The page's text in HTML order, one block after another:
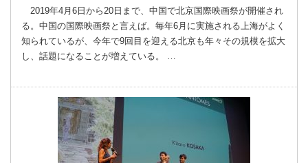
2019年4月6日から20日まで、中国で北京国際映画祭が開催され
る。中国の国際映画祭と言えば。毎年6月に実施される上海がよく
知られているが、今年で9回目を迎える北京も年々その規模を拡大
し、話題になることが増えている。 …